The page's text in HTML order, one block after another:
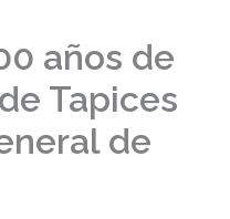
años de
Tapices
de